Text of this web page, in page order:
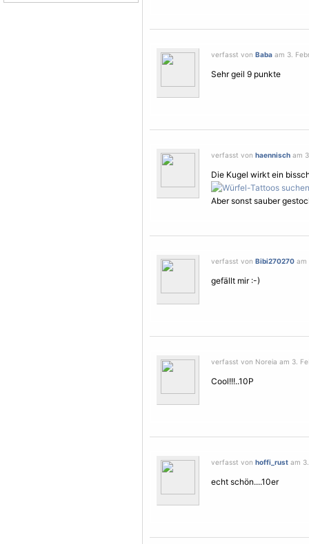
verfasst von Baba am 3.
Sehr geil 9 punkte
verfasst von haennisch am
Die Kugel wirkt ein
Aber sonst sauber
verfasst von Bibi270270 am
gefällt mir :-)
verfasst von Noreia am 3.
Cool!!!..10P
verfasst von hoffi_rust am
echt schön....10er